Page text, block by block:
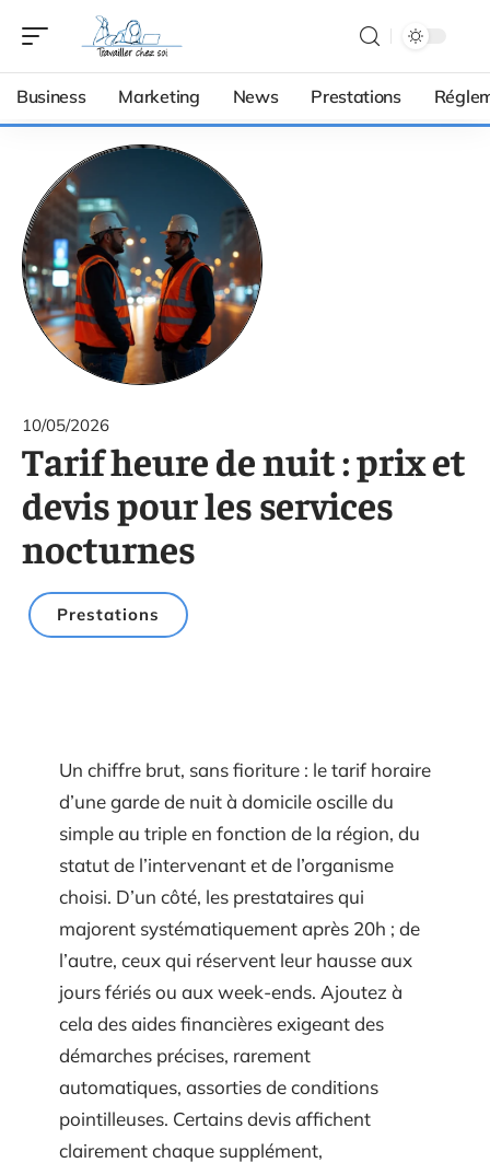
Business Marketing News Prestations
10/05/2026
Tarif heure de nuit : prix et
devis pour les services
nocturnes
Prestations
Un chiffre brut, sans fioriture : le tarif horaire
d’une garde de nuit à domicile oscille du
simple au triple en fonction de la région, du
statut de l’intervenant et de l’organisme
choisi. D’un côté, les prestataires qui
majorent systématiquement après 20h ; de
l’autre, ceux qui réservent leur hausse aux
jours fériés ou aux week-ends. Ajoutez à
cela des aides financières exigeant des
démarches précises, rarement
automatiques, assorties de conditions
pointilleuses. Certains devis affichent
clairement chaque supplément,